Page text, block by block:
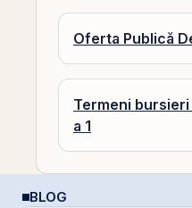
Oferta Publică
Termeni
a 1
BLOG